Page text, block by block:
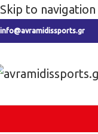
Skip to navigation
info@avramidissports.gr